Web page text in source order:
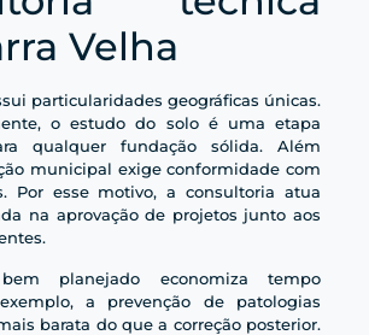
Velha
particularidades geográficas únicas.
o estudo do solo é uma etapa
qualquer fundação sólida. Além
municipal exige conformidade com
Por esse motivo, a consultoria atua
na aprovação de projetos junto aos
planejado economiza tempo
a prevenção de patologias
barata do que a correção posterior.